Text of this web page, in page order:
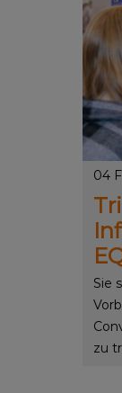
04
Sie
zu